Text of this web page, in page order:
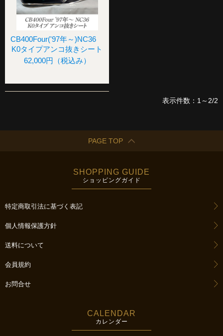
CB400Four('97年～)NC36
K0タイプアンコ抜きシート
62,000円 （税込み）
表示件数：1～2/2
PAGE TOP
SHOPPING GUIDE
ショッピングガイド
特定商取引法に基づく表記
個人情報保護方針
送料について
会員規約
お問合せ
CALENDAR
カレンダー